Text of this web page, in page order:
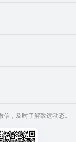
，及时了解致远动态。